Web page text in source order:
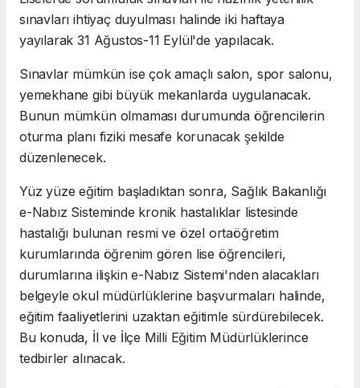
sınavları ihtiyaç duyulması halinde iki haftaya
yayılarak 31 Ağustos-11 Eylül'de yapılacak.
Sınavlar mümkün ise çok amaçlı salon, spor salonu,
yemekhane gibi büyük mekanlarda uygulanacak.
Bunun mümkün olmaması durumunda öğrencilerin
oturma planı fiziki mesafe korunacak şekilde
düzenlenecek.
Yüz yüze eğitim başladıktan sonra, Sağlık Bakanlığı
e-Nabız Sisteminde kronik hastalıklar listesinde
hastalığı bulunan resmi ve özel ortaöğretim
kurumlarında öğrenim gören lise öğrencileri,
durumlarına ilişkin e-Nabız Sistemi'nden alacakları
belgeyle okul müdürlüklerine başvurmaları halinde,
eğitim faaliyetlerini uzaktan eğitimle sürdürebilecek.
Bu konuda, İl ve İlçe Milli Eğitim Müdürlüklerince
tedbirler alınacak.